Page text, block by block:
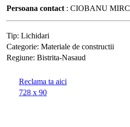
Persoana contact : CIOBANU
Tip: Lichidari
Categorie: Materiale de constructii
Regiune: Bistrita-Nasaud
Reclama ta aici
728 x 90